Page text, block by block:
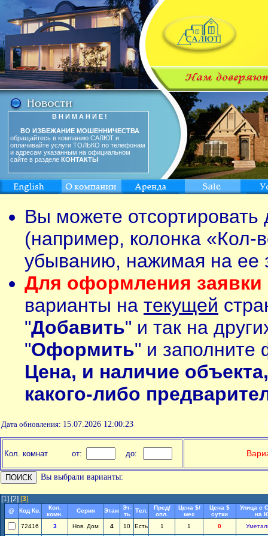
В Н И М А Н И Е !
ВО ИЗБЕЖАНИЕ МОШЕННИЧЕСТВА
обращайтесь в компанию САЛЮТ и
оплачивайте услуги ТОЛЬКО по телефонам
и адресам указанным на официальном
сайте в разделе КОНТАКТЫ
Вы можете
(например, колонка «Кол-
убыванию, нажимая на ее
Для оформления заявки
варианты на текущей
"Добавить" и так на
"Оформить" и заполните
Цена, и наличие
какого-либо
Дата обновления: 15.07.2026 12:00:23
Кол. комнат от: до:
Вы выбрали варианты:
[1] [2] [3]
@ Код Кв.
Кол.
комн.
Серия Этаж Эт-
ть
Тел.
Пред/
опл.
Цена $/
мес
Цена $
сутки
Улица с
на
72416
3 Нов. Дом 4 10 Есть 1 1 0